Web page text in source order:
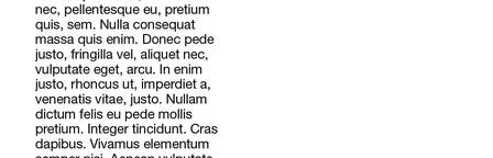
ANGEBOTE